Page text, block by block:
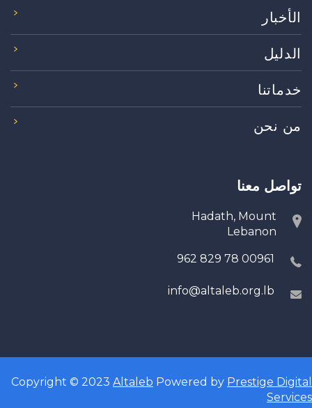
الأخبار
الدليل
خدماتنا
من نحن
تواصل معنا
Hadath, Mount
Lebanon
00961 78 829 962
info@altaleb.org.lb
Copyright © 2023 Altaleb Powered by Prestige Digital
Services